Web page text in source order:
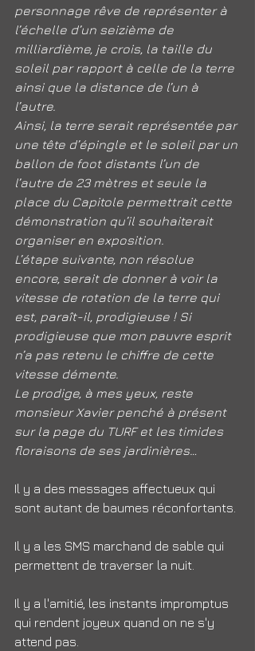
personnage rêve de représenter à
l’échelle d’un seizième de
milliardième, je crois, la taille du
soleil par rapport à celle de la terre
ainsi que la distance de l’un à
l’autre.
Ainsi, la terre serait représentée par
une tête d’épingle et le soleil par un
ballon de foot distants l’un de
l’autre de 23 mètres et seule la
place du Capitole permettrait cette
démonstration qu’il souhaiterait
organiser en exposition.
L’étape suivante, non résolue
encore, serait de donner à voir la
vitesse de rotation de la terre qui
est, paraît-il, prodigieuse ! Si
prodigieuse que mon pauvre esprit
n’a pas retenu le chiffre de cette
vitesse démente.
Le prodige, à mes yeux, reste
monsieur Xavier penché à présent
sur la page du TURF et les timides
floraisons de ses jardinières…
Il y a des messages affectueux qui
sont autant de baumes réconfortants.
Il y a les SMS marchand de sable qui
permettent de traverser la nuit.
Il y a l'amitié, les instants impromptus
qui rendent joyeux quand on ne s'y
attend pas.